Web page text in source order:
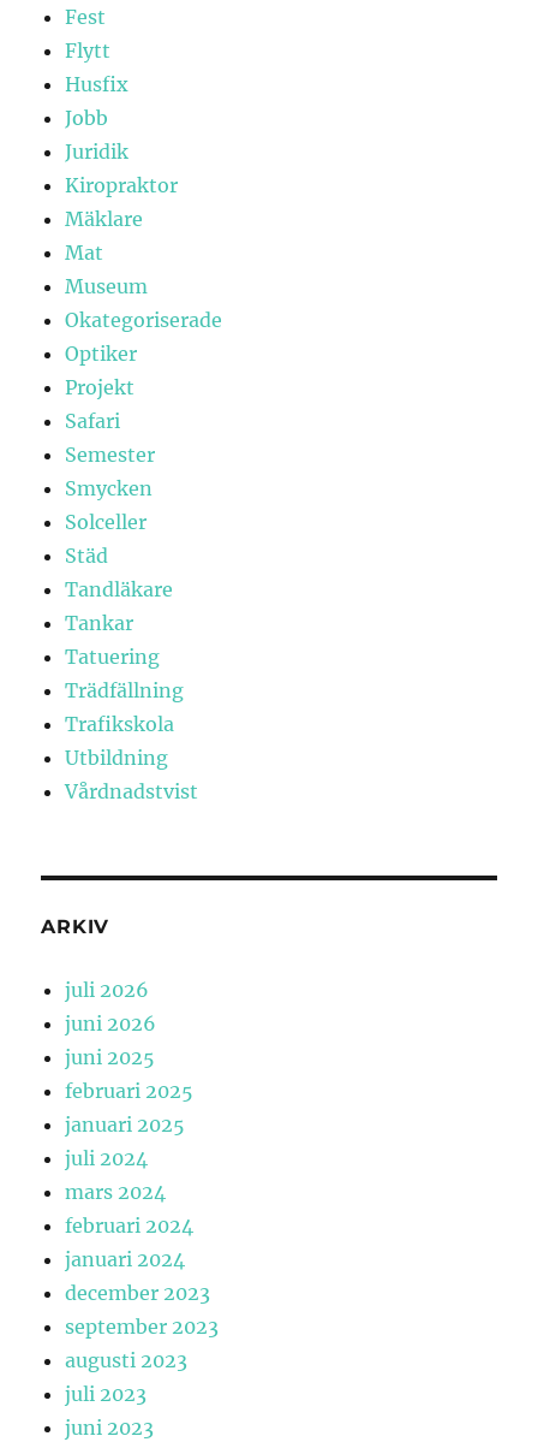
Fest
Flytt
Husfix
Jobb
Juridik
Kiropraktor
Mäklare
Mat
Museum
Okategoriserade
Optiker
Projekt
Safari
Semester
Smycken
Solceller
Städ
Tandläkare
Tankar
Tatuering
Trädfällning
Trafikskola
Utbildning
Vårdnadstvist
ARKIV
juli 2026
juni 2026
juni 2025
februari 2025
januari 2025
juli 2024
mars 2024
februari 2024
januari 2024
december 2023
september 2023
augusti 2023
juli 2023
juni 2023